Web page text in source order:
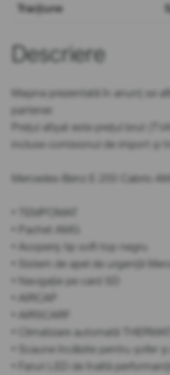
Tracțiune
Descriere
Mașina prezentată în anunț se
partener.
Prețul afișat este prețul brut
incluse comisionul de import și
Mercedes-Benz E 200 Cabrio
• TEMPOMAT
• Pachet AMG
• Acoperiș tip soft-top negru
• Sistem de apel de urgență
• Navigație pe card SD
• AIRCAP
• AIRSCARF
• Climatizare automată
• Scaune încălzite pentru șofer
• Faruri LED de înaltă